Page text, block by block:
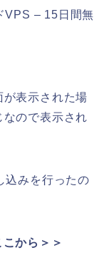
VPS – 15日間無
表示された場
ので表示され
込みを行ったの
から＞＞